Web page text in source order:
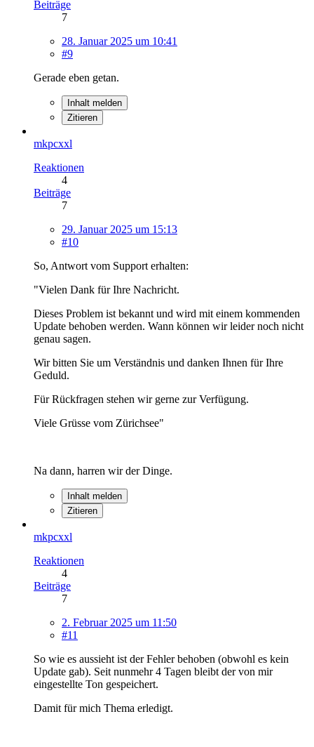
Beiträge
7
28. Januar 2025 um 10:41
#9
Gerade eben getan.
Inhalt melden
Zitieren
mkpcxxl
Reaktionen
4
Beiträge
7
29. Januar 2025 um 15:13
#10
So, Antwort vom Support erhalten:
"Vielen Dank für Ihre Nachricht.
Dieses Problem ist bekannt und wird mit einem kommenden
Update behoben werden. Wann können wir leider noch nicht
genau sagen.
Wir bitten Sie um Verständnis und danken Ihnen für Ihre
Geduld.
Für Rückfragen stehen wir gerne zur Verfügung.
Viele Grüsse vom Zürichsee"
Na dann, harren wir der Dinge.
Inhalt melden
Zitieren
mkpcxxl
Reaktionen
4
Beiträge
7
2. Februar 2025 um 11:50
#11
So wie es aussieht ist der Fehler behoben (obwohl es kein
Update gab). Seit nunmehr 4 Tagen bleibt der von mir
eingestellte Ton gespeichert.
Damit für mich Thema erledigt.